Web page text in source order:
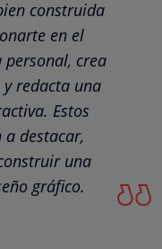
construida
en el
crea
redacta una
Estos
destacar,
una
gráfico.